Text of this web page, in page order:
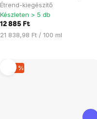
Étrend-kiegészítő
Készleten > 5 db
12 885 Ft
Egységár:
21 838,98 Ft / 100 ml
–20 %